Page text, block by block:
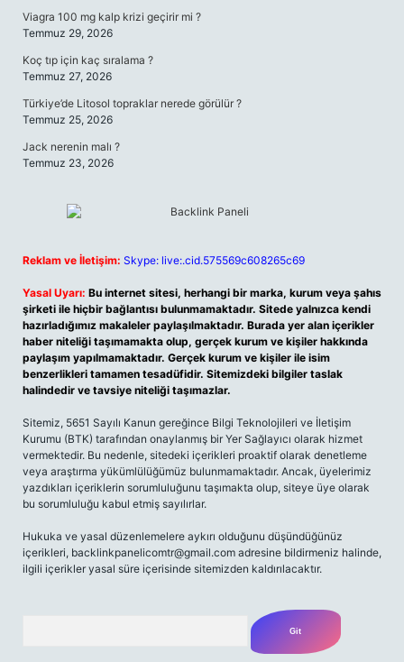
Viagra 100 mg kalp krizi geçirir mi ?
Temmuz 29, 2026
Koç tıp için kaç sıralama ?
Temmuz 27, 2026
Türkiye’de Litosol topraklar nerede görülür ?
Temmuz 25, 2026
Jack nerenin malı ?
Temmuz 23, 2026
Reklam ve İletişim: Skype: live:.cid.575569c608265c69
Yasal Uyarı: Bu internet sitesi, herhangi bir marka, kurum veya şahıs
şirketi ile hiçbir bağlantısı bulunmamaktadır. Sitede yalnızca kendi
hazırladığımız makaleler paylaşılmaktadır. Burada yer alan içerikler
haber niteliği taşımamakta olup, gerçek kurum ve kişiler hakkında
paylaşım yapılmamaktadır. Gerçek kurum ve kişiler ile isim
benzerlikleri tamamen tesadüfidir. Sitemizdeki bilgiler taslak
halindedir ve tavsiye niteliği taşımazlar.
Sitemiz, 5651 Sayılı Kanun gereğince Bilgi Teknolojileri ve İletişim
Kurumu (BTK) tarafından onaylanmış bir Yer Sağlayıcı olarak hizmet
vermektedir. Bu nedenle, sitedeki içerikleri proaktif olarak denetleme
veya araştırma yükümlülüğümüz bulunmamaktadır. Ancak, üyelerimiz
yazdıkları içeriklerin sorumluluğunu taşımakta olup, siteye üye olarak
bu sorumluluğu kabul etmiş sayılırlar.
Hukuka ve yasal düzenlemelere aykırı olduğunu düşündüğünüz
içerikleri, backlinkpanelicomtr@gmail.com adresine bildirmeniz halinde,
ilgili içerikler yasal süre içerisinde sitemizden kaldırılacaktır.